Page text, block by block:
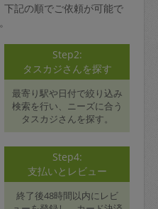
記の順でご依頼が可能で
Step2:
タスカジさんを探す
最寄り駅や日付で絞り込み
検索を行い、ニーズに合う
タスカジさんを探す。
Step4:
支払いとレビュー
終了後48時間以内にレビ